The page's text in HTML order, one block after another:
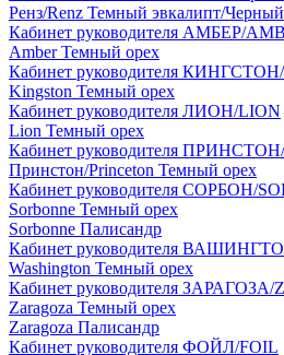
Ренз/Renz Темный эвкалипт/Черный
Кабинет руководителя АМБЕР/
Amber Темный орех
Кабинет руководителя
Kingston Темный орех
Кабинет руководителя ЛИОН/LION
Lion Темный орех
Кабинет руководителя
Принстон/Princeton Темный орех
Кабинет руководителя СОРБОН/
Sorbonne Темный орех
Sorbonne Палисандр
Кабинет руководителя
Washington Темный орех
Кабинет руководителя ЗАРАГОЗА/
Zaragoza Темный орех
Zaragoza Палисандр
Кабинет руководителя ФОЙЛ/FOIL